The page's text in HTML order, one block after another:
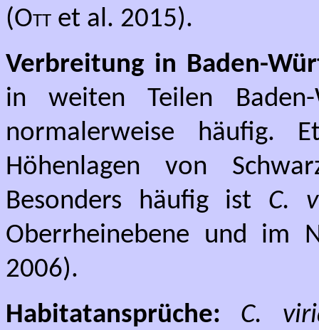
(Ott et al. 2015).
Verbreitung in Baden-
in weiten Teilen Baden-
normalerweise häufig.
Höhenlagen von
Besonders häufig ist C.
Oberrheinebene und im
2006).
Habitatansprüche:
C.